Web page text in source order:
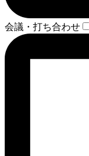
会議・打ち合わせ